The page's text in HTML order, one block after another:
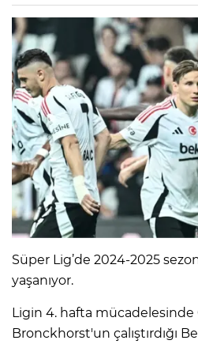
Süper Lig’de 2024-2025
yaşanıyor.
Ligin 4. hafta mücadelesinde
Bronckhorst'un çalıştırdığı